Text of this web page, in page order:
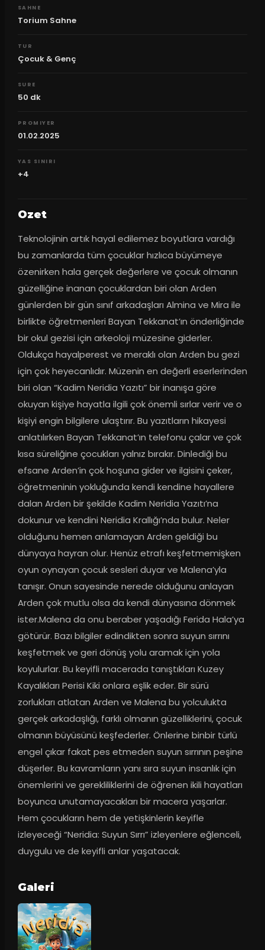
SAHNE
Torium Sahne
TUR
Çocuk & Genç
SURE
50 dk
PROMIYER
01.02.2025
YAS SINIRI
+4
Ozet
Teknolojinin artık hayal edilemez boyutlara vardığı
bu zamanlarda tüm çocuklar hızlıca büyümeye
özenirken hala gerçek değerlere ve çocuk olmanın
güzelliğine inanan çocuklardan biri olan Arden
günlerden bir gün sınıf arkadaşları Almina ve Mira ile
birlikte öğretmenleri Bayan Tekkanat’ın önderliğinde
bir okul gezisi için arkeoloji müzesine giderler.
Oldukça hayalperest ve meraklı olan Arden bu gezi
için çok heyecanlıdır. Müzenin en değerli eserlerinden
biri olan “Kadim Neridia Yazıtı” bir inanışa göre
okuyan kişiye hayatla ilgili çok önemli sırlar verir ve o
kişiyi engin bilgilere ulaştırır. Bu yazıtların hikayesi
anlatılırken Bayan Tekkanat’ın telefonu çalar ve çok
kısa süreliğine çocukları yalnız bırakır. Dinlediği bu
efsane Arden’in çok hoşuna gider ve ilgisini çeker,
öğretmeninin yokluğunda kendi kendine hayallere
dalan Arden bir şekilde Kadim Neridia Yazıtı’na
dokunur ve kendini Neridia Krallığı’nda bulur. Neler
olduğunu hemen anlamayan Arden geldiği bu
dünyaya hayran olur. Henüz etrafı keşfetmemişken
oyun oynayan çocuk sesleri duyar ve Malena’yla
tanışır. Onun sayesinde nerede olduğunu anlayan
Arden çok mutlu olsa da kendi dünyasına dönmek
ister.Malena da onu beraber yaşadığı Ferida Hala’ya
götürür. Bazı bilgiler edindikten sonra suyun sırrını
keşfetmek ve geri dönüş yolu aramak için yola
koyulurlar. Bu keyifli macerada tanıştıkları Kuzey
Kayalıkları Perisi Kiki onlara eşlik eder. Bir sürü
zorlukları atlatan Arden ve Malena bu yolculukta
gerçek arkadaşlığı, farklı olmanın güzelliklerini, çocuk
olmanın büyüsünü keşfederler. Önlerine binbir türlü
engel çıkar fakat pes etmeden suyun sırrının peşine
düşerler. Bu kavramların yanı sıra suyun insanlık için
önemlerini ve gerekliliklerini de öğrenen ikili hayatları
boyunca unutamayacakları bir macera yaşarlar.
Hem çocukların hem de yetişkinlerin keyifle
izleyeceği “Neridia: Suyun Sırrı” izleyenlere eğlenceli,
duygulu ve de keyifli anlar yaşatacak.
Galeri